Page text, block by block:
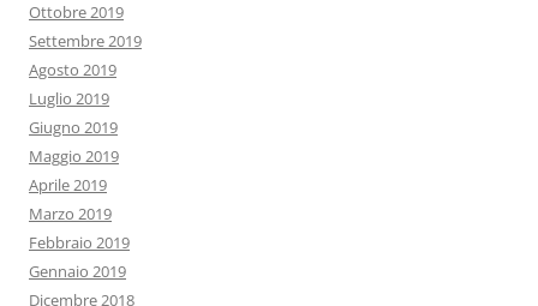
Ottobre 2019
Settembre 2019
Agosto 2019
Luglio 2019
Giugno 2019
Maggio 2019
Aprile 2019
Marzo 2019
Febbraio 2019
Gennaio 2019
Dicembre 2018